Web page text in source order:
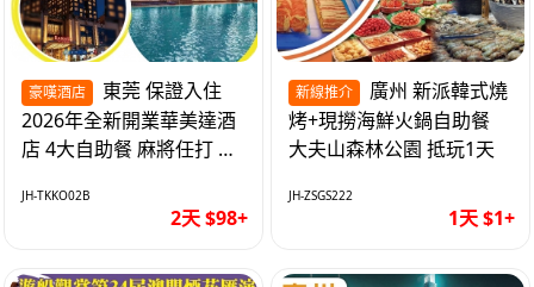
豪嘆酒店
2026年全新開業華美達酒
店 4大自助餐 麻將任打 抵
JH-TKKO02B
2天 $98+
新線推介
烤+現撈海鮮火鍋自助餐
大夫山森林公園 抵玩1天
JH-ZSGS222
1天 $1+